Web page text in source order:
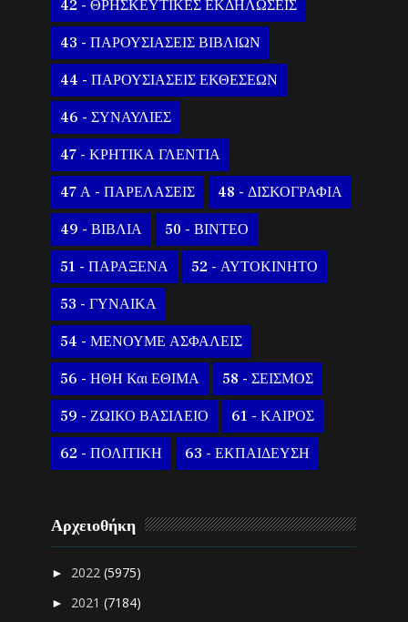
42 - ΘΡΗΣΚΕΥΤΙΚΕΣ ΕΚΔΗΛΩΣΕΙΣ
43 - ΠΑΡΟΥΣΙΑΣΕΙΣ ΒΙΒΛΙΩΝ
44 - ΠΑΡΟΥΣΙΑΣΕΙΣ ΕΚΘΕΣΕΩΝ
46 - ΣΥΝΑΥΛΙΕΣ
47 - ΚΡΗΤΙΚΑ ΓΛΕΝΤΙΑ
47 Α - ΠΑΡΕΛΑΣΕΙΣ 48 - ΔΙΣΚΟΓΡΑΦΙΑ
49 - ΒΙΒΛΙΑ 50 - ΒΙΝΤΕΟ
51 - ΠΑΡΑΞΕΝΑ 52 - ΑΥΤΟΚΙΝΗΤΟ
53 - ΓΥΝΑΙΚΑ
54 - ΜΕΝΟΥΜΕ ΑΣΦΑΛΕΙΣ
56 - ΗΘΗ Και ΕΘΙΜΑ 58 - ΣΕΙΣΜΟΣ
59 - ΖΩΙΚΟ ΒΑΣΙΛΕΙΟ 61 - ΚΑΙΡΟΣ
62 - ΠΟΛΙΤΙΚΗ 63 - ΕΚΠΑΙΔΕΥΣΗ
Αρχειοθήκη
► 2022(5975)
► 2021(7184)